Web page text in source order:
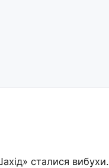
сталися вибухи.